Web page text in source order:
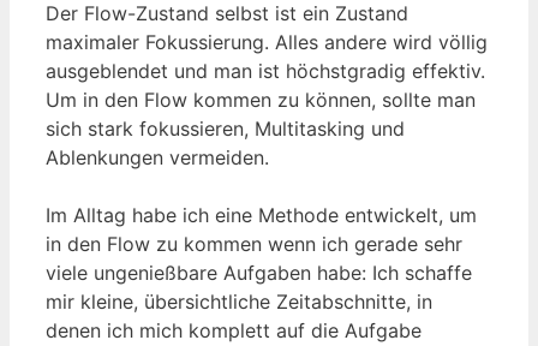
Der Flow-Zustand selbst ist ein Zustand
maximaler Fokussierung. Alles andere wird völlig
ausgeblendet und man ist höchstgradig effektiv.
Um in den Flow kommen zu können, sollte man
sich stark fokussieren, Multitasking und
Ablenkungen vermeiden.
Im Alltag habe ich eine Methode entwickelt, um
in den Flow zu kommen wenn ich gerade sehr
viele ungenießbare Aufgaben habe: Ich schaffe
mir kleine, übersichtliche Zeitabschnitte, in
denen ich mich komplett auf die Aufgabe